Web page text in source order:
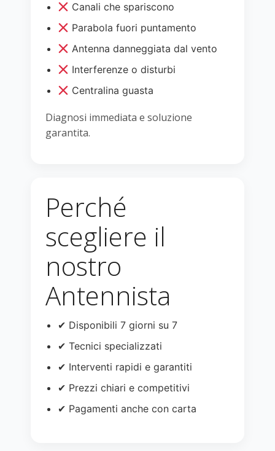
Canali che spariscono
Parabola fuori puntamento
Antenna danneggiata dal vento
Interferenze o disturbi
Centralina guasta
Diagnosi immediata e soluzione
garantita.
Perché
scegliere il
nostro
Antennista
✔ Disponibili 7 giorni su 7
✔ Tecnici specializzati
✔ Interventi rapidi e garantiti
✔ Prezzi chiari e competitivi
✔ Pagamenti anche con carta